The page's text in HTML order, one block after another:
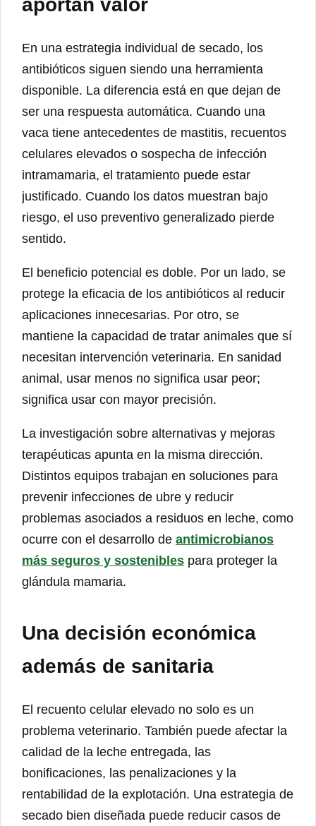
aportan valor
En una estrategia individual de secado, los
antibióticos siguen siendo una herramienta
disponible. La diferencia está en que dejan de
ser una respuesta automática. Cuando una
vaca tiene antecedentes de mastitis, recuentos
celulares elevados o sospecha de infección
intramamaria, el tratamiento puede estar
justificado. Cuando los datos muestran bajo
riesgo, el uso preventivo generalizado pierde
sentido.
El beneficio potencial es doble. Por un lado, se
protege la eficacia de los antibióticos al reducir
aplicaciones innecesarias. Por otro, se
mantiene la capacidad de tratar animales que sí
necesitan intervención veterinaria. En sanidad
animal, usar menos no significa usar peor;
significa usar con mayor precisión.
La investigación sobre alternativas y mejoras
terapéuticas apunta en la misma dirección.
Distintos equipos trabajan en soluciones para
prevenir infecciones de ubre y reducir
problemas asociados a residuos en leche, como
ocurre con el desarrollo de antimicrobianos
más seguros y sostenibles para proteger la
glándula mamaria.
Una decisión económica
además de sanitaria
El recuento celular elevado no solo es un
problema veterinario. También puede afectar la
calidad de la leche entregada, las
bonificaciones, las penalizaciones y la
rentabilidad de la explotación. Una estrategia de
secado bien diseñada puede reducir casos de